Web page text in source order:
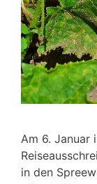
Am 6. Januar
in den